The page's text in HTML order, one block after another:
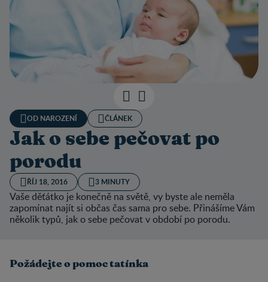
OD NAROZENÍ ČLÁNEK
Jak o sebe pečovat po
porodu
ŘÍJ 18, 2016 3 MINUTY
Vaše děťátko je konečně na světě, vy byste ale neměla
zapomínat najít si občas čas sama pro sebe. Přinášíme Vám
několik typů, jak o sebe pečovat v období po porodu.
Požádejte o pomoc tatínka